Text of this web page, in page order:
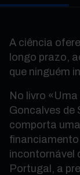
A ciência
longo prazo,
que ninguém
No livro
Goncalves de
comporta
financiamento
incontornável
Portugal, a